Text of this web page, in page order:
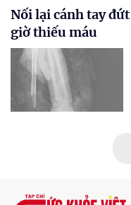
Nối lại cánh tay
giờ thiếu máu